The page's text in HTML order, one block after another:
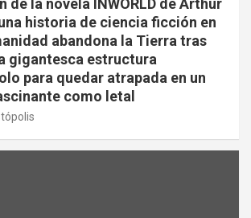
historia de ciencia ficción en
abandona la Tierra tras
gigantesca estructura
para quedar atrapada en un
como letal